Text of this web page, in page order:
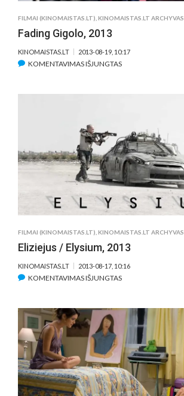
FILMAI (KINOMAISTAS.LT) KINOMAISTAS.LT ARCHYVAS
Fading Gigolo, 2013
KINOMAISTAS.LT 2013-08-19, 10:17
KOMENTAVIMAS IŠJUNGTASĮRAŠE
FILMAI (KINOMAISTAS.LT) KINOMAISTAS.LT ARCHYVAS
Eliziejus / Elysium, 2013
KINOMAISTAS.LT 2013-08-17, 10:16
KOMENTAVIMAS IŠJUNGTASĮRAŠE
ELYSIUM,
2013